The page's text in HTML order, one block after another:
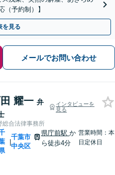
（予約制）】
を見る
メールでお問い合わせ
耀一 弁
インタビューを
見る
総合法律事務所
|
千葉市
中央区
県庁前駅か
ら徒歩4分
営業時間：本
日定休日